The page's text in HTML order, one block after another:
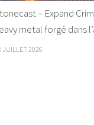
– Expand
metal forgé dans
JUILLET 2026